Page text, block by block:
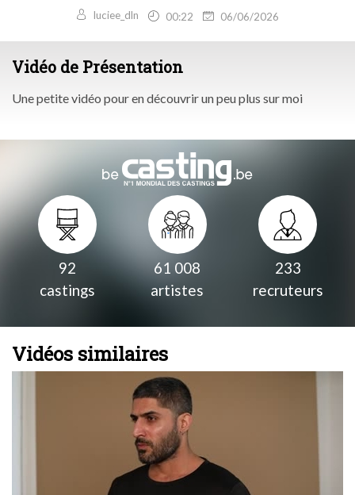
luciee_dln 00:22 06/06/2026
Vidéo de Présentation
Une petite vidéo pour en découvrir un peu plus sur moi
92
castings
61 008
artistes
233
recruteurs
Vidéos similaires